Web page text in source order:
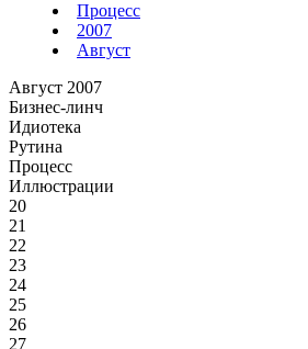
Процесс
2007
Август
Август 2007
Бизнес-линч
Идиотека
Рутина
Процесс
Иллюстрации
20
21
22
23
24
25
26
27